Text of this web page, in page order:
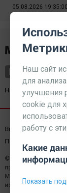
05.08.2026 19:35:00
Наш партнер
Выходные данные
Пользовательское
© 2026 МЕДИАЗАВОД
предназначенный
Мнение редакции
использовании
Наш сайт
для
улучшения
cookie для
работу с
Какие
Показать